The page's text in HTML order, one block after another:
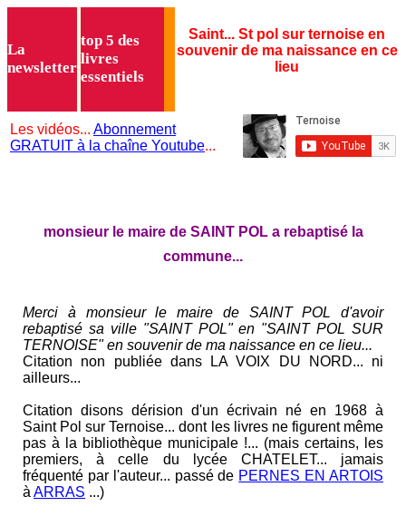
La
newsletter
top 5 des
livres
essentiels
Saint... St pol sur ternoise en
souvenir de ma naissance en ce
lieu
Les vidéos... Abonnement
GRATUIT à la chaîne Youtube...
monsieur le maire de SAINT POL a rebaptisé la
commune...
Merci à monsieur le maire de SAINT POL d'avoir
rebaptisé sa ville "SAINT POL" en "SAINT POL SUR
TERNOISE" en souvenir de ma naissance en ce lieu...
Citation non publiée dans LA VOIX DU NORD... ni
ailleurs...
Citation disons dérision d'un écrivain né en 1968 à
Saint Pol sur Ternoise... dont les livres ne figurent même
pas à la bibliothèque municipale !... (mais certains, les
premiers, à celle du lycée CHATELET... jamais
fréquenté par l'auteur... passé de PERNES EN ARTOIS
à ARRAS ...)